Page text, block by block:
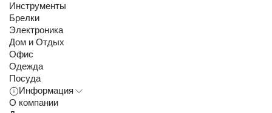
Инструменты
Брелки
Электроника
Дом и Отдых
Офис
Одежда
Посуда
Информация
О компании